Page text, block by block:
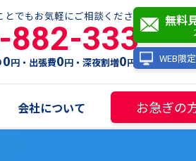
とでもお気軽にご相談ください！
-882-333
0円・出張費0円・深夜割増0円
無料
WEB限
会社について お急ぎの